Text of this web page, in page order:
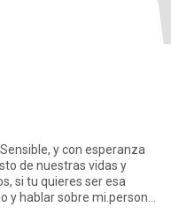
y con esperanza
de nuestras vidas y
si tu quieres ser esa
hablar sobre mi.persona